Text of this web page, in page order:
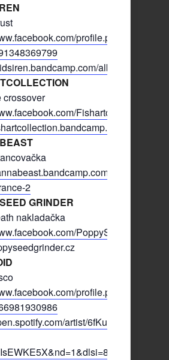
profile.php?
album/raid-
crossover
Fishartcollection
album/
2
GRINDER
nakladačka
PoppySeedGrinder
profile.php?
artist/